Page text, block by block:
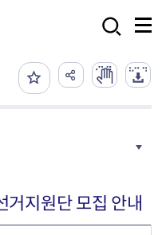
지원단 모집 안내